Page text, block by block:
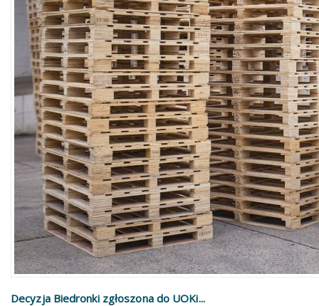
Decyzja Biedronki zgłoszona do UOKi...